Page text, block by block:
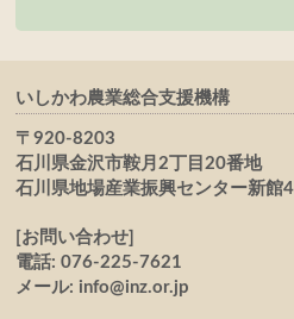
いしかわ農業総合支援機構
〒920-8203
石川県金沢市鞍月2丁目20番地
石川県地場産業振興センター新館4
[お問い合わせ]
電話: 076-225-7621
メール: info@inz.or.jp